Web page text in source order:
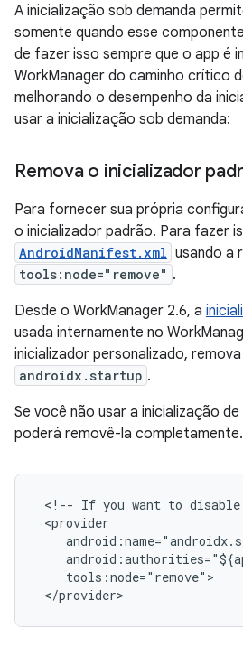
A inicialização sob demanda
somente quando esse
de fazer isso sempre que o app é
WorkManager do caminho crítico
melhorando o desempenho da
usar a inicialização sob demanda:
Remova o inicializador
Para fornecer sua própria
o inicializador padrão. Para fazer
AndroidManifest.xml usando a
tools:node="remove" .
Desde o WorkManager 2.6, a
usada internamente no
inicializador personalizado,
androidx.startup .
Se você não usar a inicialização
poderá removê-la completamente.
<!-- If you want to disable